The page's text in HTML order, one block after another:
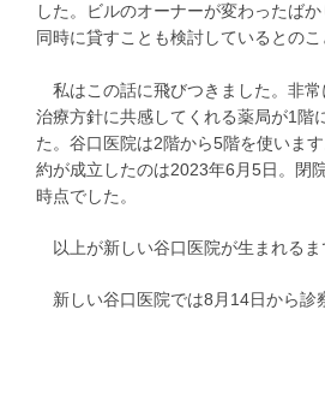
した。ビルのオーナーが変わったば
同時に貸すことも検討しているとのこ
私はこの話に飛びつきました。非
治療方針に共感してくれる薬局が1階
た。谷口医院は2階から5階を使いま
約が成立したのは2023年6月5日。閉
時点でした。
以上が新しい谷口医院が生まれるま
新しい谷口医院では8月14日から診